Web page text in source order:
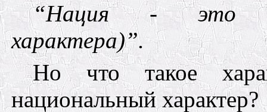
“Нация - это
характера)”.
Но что такое
национальный характер?